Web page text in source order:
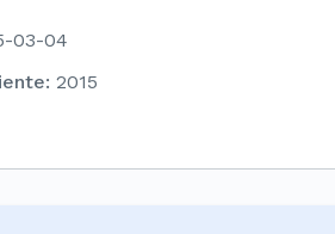
03-04
: 2015